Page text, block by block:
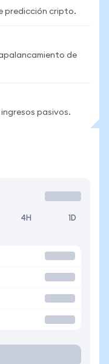
predicción cripto.
de
pasivos.
4H 1D